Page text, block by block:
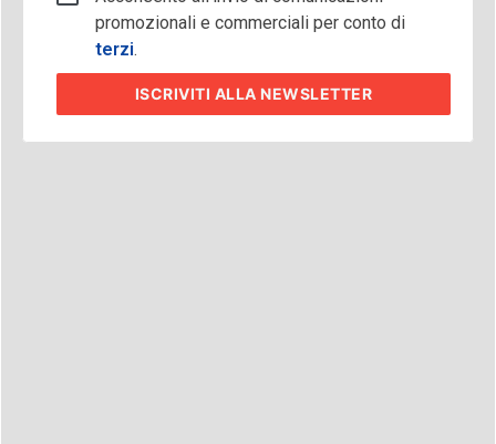
promozionali e commerciali per conto di
terzi.
ISCRIVITI ALLA NEWSLETTER